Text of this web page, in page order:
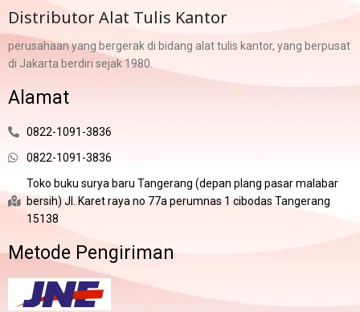
Distributor Alat Tulis Kantor
perusahaan yang bergerak di bidang alat tulis kantor, yang berpusat
di Jakarta berdiri sejak 1980.
Alamat
0822-1091-3836
0822-1091-3836
Toko buku surya baru Tangerang (depan plang pasar malabar
bersih) Jl. Karet raya no 77a perumnas 1 cibodas Tangerang
15138
Metode Pengiriman